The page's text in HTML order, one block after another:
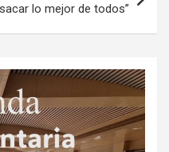
lo mejor de todos”